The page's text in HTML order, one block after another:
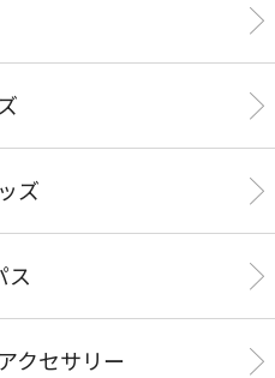
ズ
ス
クセサリー